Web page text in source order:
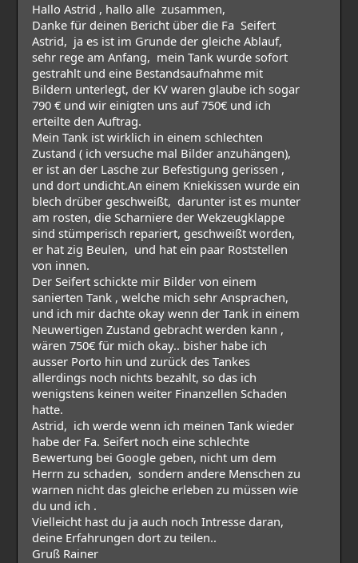
Hallo Astrid , hallo alle zusammen,
Danke für deinen Bericht über die Fa Seifert
Astrid, ja es ist im Grunde der gleiche Ablauf,
sehr rege am Anfang, mein Tank wurde sofort
gestrahlt und eine Bestandsaufnahme mit
Bildern unterlegt, der KV waren glaube ich sogar
790 € und wir einigten uns auf 750€ und ich
erteilte den Auftrag.
Mein Tank ist wirklich in einem schlechten
Zustand ( ich versuche mal Bilder anzuhängen),
er ist an der Lasche zur Befestigung gerissen ,
und dort undicht.An einem Kniekissen wurde ein
blech drüber geschweißt, darunter ist es munter
am rosten, die Scharniere der Wekzeugklappe
sind stümperisch repariert, geschweißt worden,
er hat zig Beulen, und hat ein paar Roststellen
von innen.
Der Seifert schickte mir Bilder von einem
sanierten Tank , welche mich sehr Ansprachen,
und ich mir dachte okay wenn der Tank in einem
Neuwertigen Zustand gebracht werden kann ,
wären 750€ für mich okay.. bisher habe ich
ausser Porto hin und zurück des Tankes
allerdings noch nichts bezahlt, so das ich
wenigstens keinen weiter Finanzellen Schaden
hatte.
Astrid, ich werde wenn ich meinen Tank wieder
habe der Fa. Seifert noch eine schlechte
Bewertung bei Google geben, nicht um dem
Herrn zu schaden, sondern andere Menschen zu
warnen nicht das gleiche erleben zu müssen wie
du und ich .
Vielleicht hast du ja auch noch Intresse daran,
deine Erfahrungen dort zu teilen..
Gruß Rainer